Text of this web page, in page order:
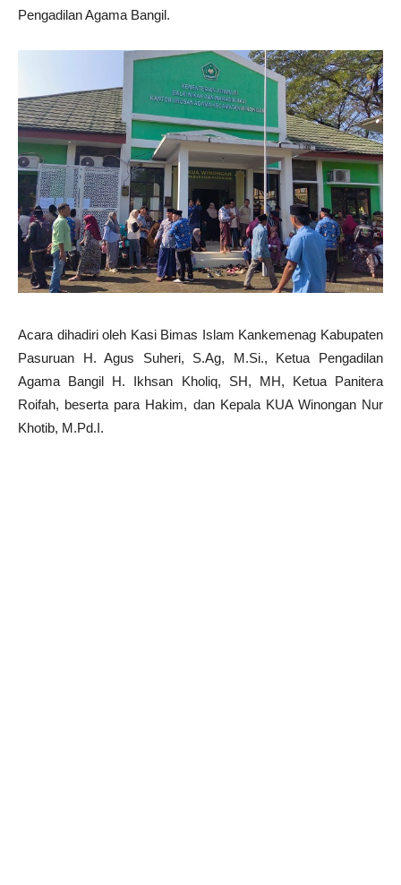
Pengadilan Agama Bangil.
Acara dihadiri oleh Kasi Bimas Islam Kankemenag Kabupaten
Pasuruan H. Agus Suheri, S.Ag, M.Si., Ketua Pengadilan
Agama Bangil H. Ikhsan Kholiq, SH, MH, Ketua Panitera
Roifah, beserta para Hakim, dan Kepala KUA Winongan Nur
Khotib, M.Pd.I.